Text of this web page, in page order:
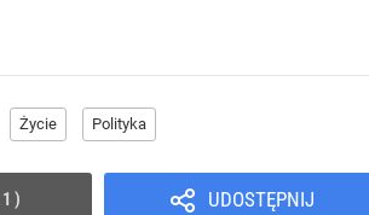
Życie Polityka
UDOSTĘPNIJ
1